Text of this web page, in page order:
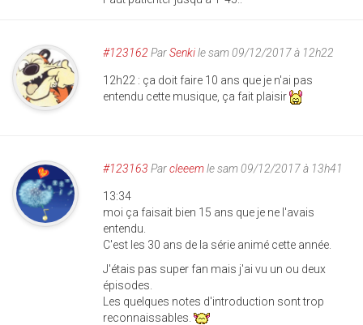
#123162 ParSenkile sam 09/12/2017 à 12h22
12h22 : ça doit faire 10 ans que je n'ai pas
entendu cette musique, ça fait plaisir
#123163 Parcleeemle sam 09/12/2017 à 13h41
13:34
moi ça faisait bien 15 ans que je ne l'avais
entendu.
C'est les 30 ans de la série animé cette année.
J'étais pas super fan mais j'ai vu un ou deux
épisodes.
Les quelques notes d'introduction sont trop
reconnaissables.